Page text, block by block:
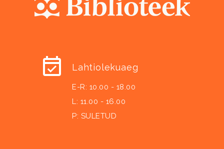
Lahtiolekuaeg
E-R: 10.00 - 18.00
L: 11.00 - 16.00
P: SULETUD